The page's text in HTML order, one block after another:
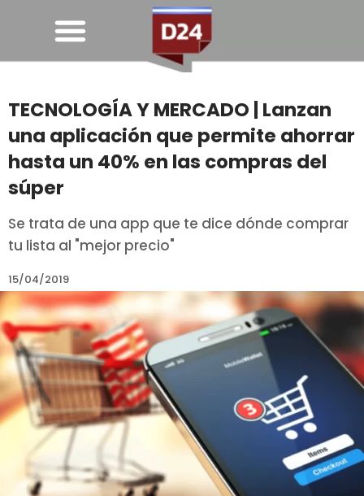
TECNOLOGÍA Y MERCADO | Lanzan
una aplicación que permite ahorrar
hasta un 40% en las compras del
súper
Se trata de una app que te dice dónde comprar
tu lista al "mejor precio"
15/04/2019